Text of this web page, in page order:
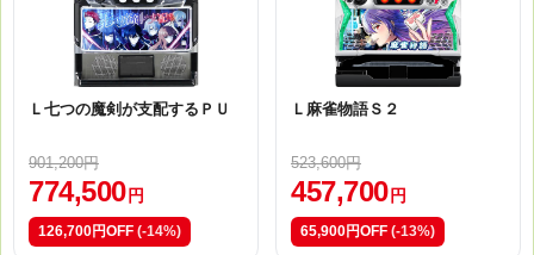
Ｌ七つの魔剣が支配するＰＵ
901,200円
774,500 円
126,700円OFF (-14%)
Ｌ麻雀物語Ｓ２
523,600円
457,700 円
65,900円OFF (-13%)